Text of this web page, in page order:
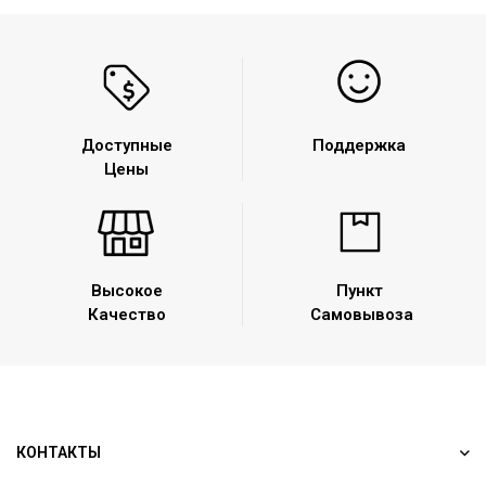
Высокое
Качество
Доступные
Цены
Пункт
Самовывоза
Поддержка
КОНТАКТЫ